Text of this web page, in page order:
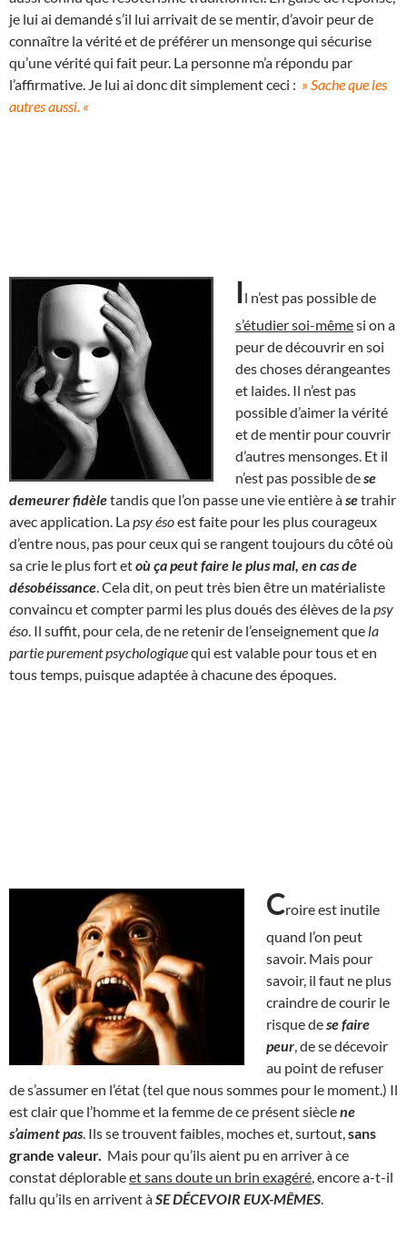
je lui ai demandé s’il lui arrivait de se mentir, d’avoir peur de
connaître la vérité et de préférer un mensonge qui sécurise
qu’une vérité qui fait peur. La personne m’a répondu par
l’affirmative. Je lui ai donc dit simplement ceci : » Sache que les
autres aussi. «
Il n’est pas possible de
s’étudier soi-mêmesi on a
peur de découvrir en soi
des choses dérangeantes
et laides. Il n’est pas
possible d’aimer la vérité
et de mentir pour couvrir
d’autres mensonges. Et il
n’est pas possible dese
demeurer fidèletandis que l’on passe une vie entière àsetrahir
avec application. Lapsy ésoest faite pour les plus courageux
d’entre nous, pas pour ceux qui se rangent toujours du côté où
sa crie le plus fort etoù ça peut faire le plus mal, en cas de
désobéissance . Cela dit, on peut très bien être un matérialiste
convaincu et compter parmi les plus doués des élèves de lapsy
éso . Il suffit, pour cela, de ne retenir de l’enseignement que la
partie purement psychologiquequi est valable pour tous et en
tous temps, puisque adaptée à chacune des époques.
Croire est inutile
quand l’on peut
savoir. Mais pour
savoir, il faut ne plus
craindre de courir le
risque dese faire
peur , de se décevoir
au point de refuser
de s’assumer en l’état (tel que nous sommes pour le moment.) Il
est clair que l’homme et la femme de ce présent sièclene
s’aiment pas . Ils se trouvent faibles, moches et, surtout, sans
grande valeur. Mais pour qu’ils aient pu en arriver à ce
constat déplorableet sans doute un brin exagéré , encore a-t-il
fallu qu’ils en arrivent àSE DÉCEVOIR EUX-MÊMES